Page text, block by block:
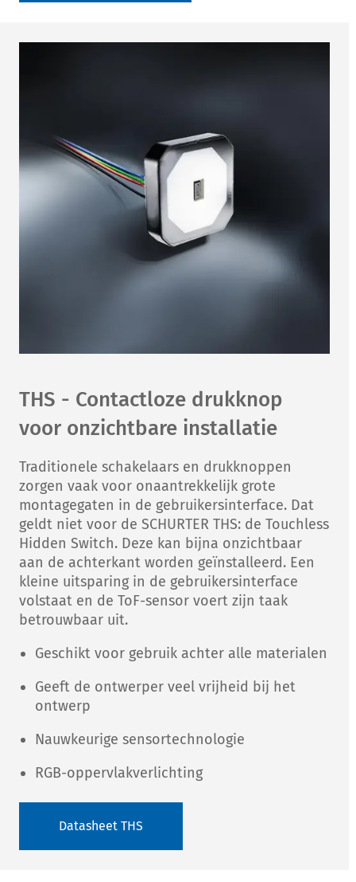
THS - Contactloze drukknop
voor onzichtbare installatie
Traditionele schakelaars en drukknoppen
zorgen vaak voor onaantrekkelijk grote
montagegaten in de gebruikersinterface. Dat
geldt niet voor de SCHURTER THS: de Touchless
Hidden Switch. Deze kan bijna onzichtbaar
aan de achterkant worden geïnstalleerd. Een
kleine uitsparing in de gebruikersinterface
volstaat en de ToF-sensor voert zijn taak
betrouwbaar uit.
Geschikt voor gebruik achter alle materialen
Geeft de ontwerper veel vrijheid bij het
ontwerp
Nauwkeurige sensortechnologie
RGB-oppervlakverlichting
Datasheet THS